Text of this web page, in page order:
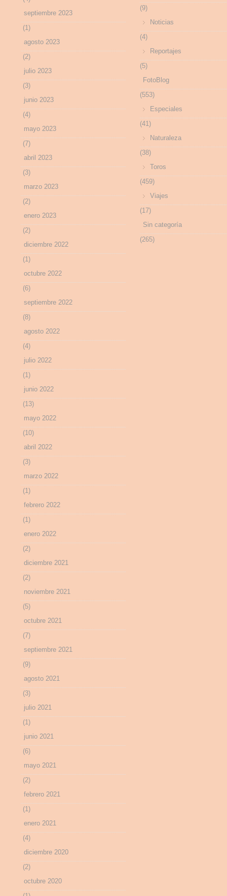
septiembre 2023
(1)
agosto 2023
(2)
julio 2023
(3)
junio 2023
(4)
mayo 2023
(7)
abril 2023
(3)
marzo 2023
(2)
enero 2023
(2)
diciembre 2022
(1)
octubre 2022
(6)
septiembre 2022
(8)
agosto 2022
(4)
julio 2022
(1)
junio 2022
(13)
mayo 2022
(10)
abril 2022
(3)
marzo 2022
(1)
febrero 2022
(1)
enero 2022
(2)
diciembre 2021
(2)
noviembre 2021
(5)
octubre 2021
(7)
septiembre 2021
(9)
agosto 2021
(3)
julio 2021
(1)
junio 2021
(6)
mayo 2021
(2)
febrero 2021
(1)
enero 2021
(4)
diciembre 2020
(2)
octubre 2020
(9)
Noticias
(4)
Reportajes
(5)
FotoBlog
(553)
Especiales
(41)
Naturaleza
(38)
Toros
(459)
Viajes
(17)
Sin categoría
(265)